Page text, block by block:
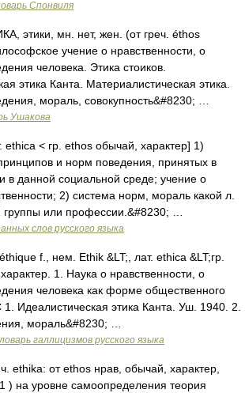
Спонвиля
этики, мн. нет, жен. (от греч. éthos
учение о нравственности, о
человека. Этика стоиков.
этика Канта. Материалистическая этика.
мораль, совокупность&#8230; …
Ушакова
ethica < гр. ethos обычай, характер] 1)
и норм поведения, принятых в
в данной социальной среде; учение о
2) система норм, мораль какой л.
или профессии.&#8230; …
слов русского языка
f., нем. Ethik &LT;, лат. ethica &LT;гр.
1. Наука о нравственности, о
человека как форме общественного
Идеалистическая этика Канта. Уш. 1940. 2.
мораль&#8230; …
галлицизмов русского языка
ethika: от ethos нрав, обычай, характер,
) на уровне самоопределения теория